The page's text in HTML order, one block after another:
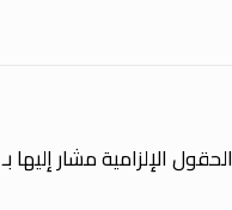
الحقول الإلزامية مشار إليها بـ